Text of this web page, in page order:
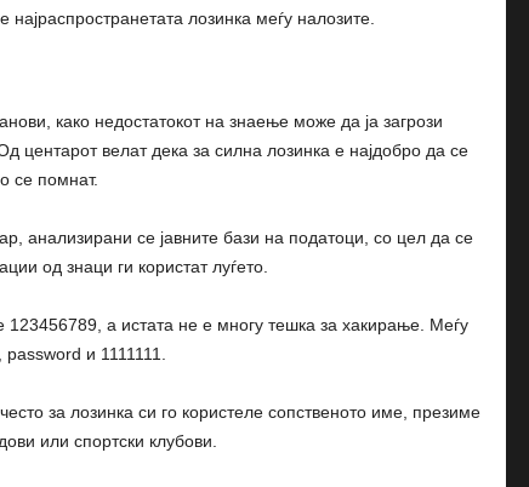
најраспространетата лозинка меѓу налозите.
како недостатокот на знаење може да ја загрози
центарот велат дека за силна лозинка е најдобро да се
се помнат.
анализирани се јавните бази на податоци, со цел да се
од знаци ги користат луѓето.
123456789, а истата не е многу тешка за хакирање. Меѓу
и 1111111.
за лозинка си го користеле сопственото име, презиме
или спортски клубови.